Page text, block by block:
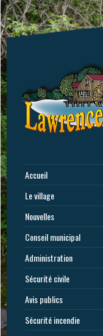
Accueil
Le village
Nouvelles
Conseil municipal
Administration
Sécurité civile
Avis publics
Sécurité incendie